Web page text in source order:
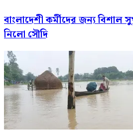
বাংলাদেশী কর্মীদের জন্য বিশাল
নিলো সৌদি